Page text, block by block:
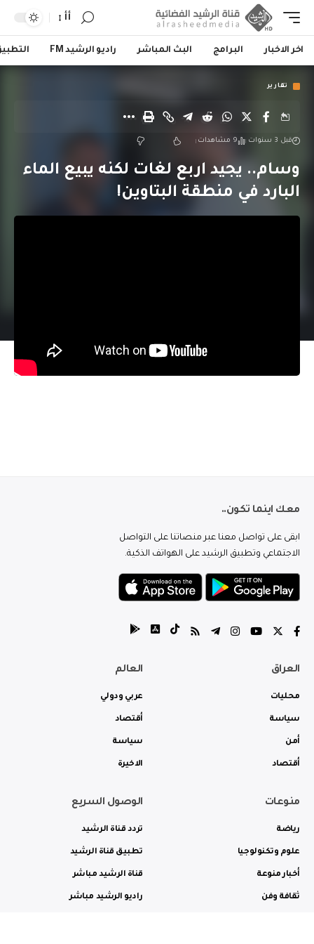
أأ
اخر الاخبار البرامج البث المباشر راديو الرشيد FM
تقارير
قبل 3 سنوات 9 مشاهدات
وسام.. يجيد اربع لغات لكنه يبيع الماء
البارد في منطقة البتاوين!
معك اينما تكون..
ابقى على تواصل معنا عبر منصاتنا على التواصل
الاجتماعي وتطبيق الرشيد على الهواتف الذكية.
العراق
محليات
سياسة
أمن
أقتصاد
العالم
عربي ودولي
أقتصاد
سياسة
الاخيرة
منوعات
رياضة
علوم وتكنولوجيا
أخبار منوعة
ثقافة وفن
الوصول السريع
تردد قناة الرشيد
تطبيق قناة الرشيد
قناة الرشيد مباشر
راديو الرشيد مباشر